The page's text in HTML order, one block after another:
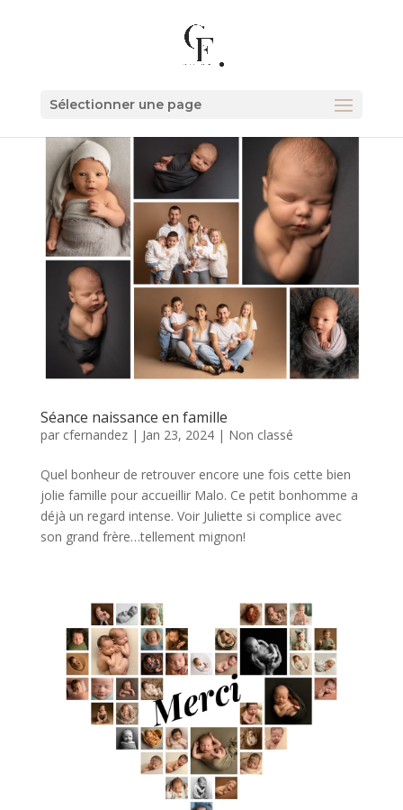
Sélectionner une page
Séance naissance en famille
par cfernandez| Jan 23, 2024| Non classé
Quel bonheur de retrouver encore une fois cette bien
jolie famille pour accueillir Malo. Ce petit bonhomme a
déjà un regard intense. Voir Juliette si complice avec
son grand frère…tellement mignon!